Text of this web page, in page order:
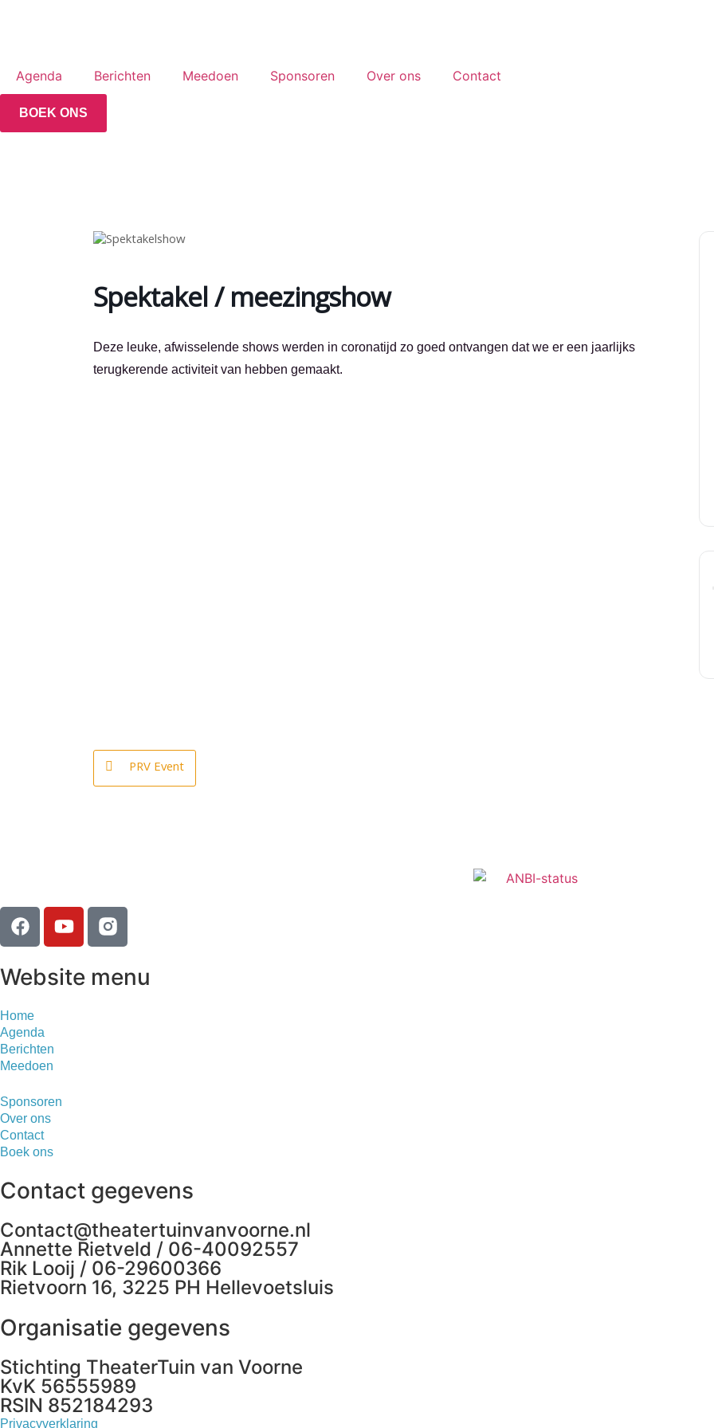
Agenda Berichten Meedoen Sponsoren Over ons Contact
BOEK ONS
Spektakel / meezingshow
Deze leuke, afwisselende shows werden in coronatijd zo goed ontvangen dat we er een jaarlijks
terugkerende activiteit van hebben gemaakt.
PRV Event
Website menu
Home
Agenda
Berichten
Meedoen
Sponsoren
Over ons
Contact
Boek ons
Contact gegevens
Contact@theatertuinvanvoorne.nl
Annette Rietveld / 06-40092557
Rik Looij / 06-29600366
Rietvoorn 16, 3225 PH Hellevoetsluis
Organisatie gegevens
Stichting TheaterTuin van Voorne
KvK 56555989
RSIN 852184293
Privacyverklaring